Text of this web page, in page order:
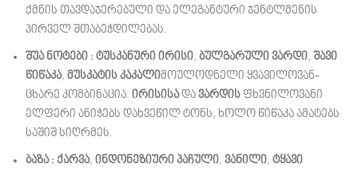
ქმნის თავდაჯერებული და ელეგანტური ჯენტლმენის
პირველ შთაბეჭდილებას.
შუა ნოტები : ტუსკანური ირისი, ბულგარული ვარდი, შავი
წიწაკა, მუსკატის კაკალიმოულოდნელი ყვავილოვან-
ცხარე კომბინაცია. ირისისადა ვარდის ფხვნილოვანი
ელფერი ანიჭებს დახვეწილ ტონს, ხოლო წიწაკა ამატებს
საშიშ სიღრმეს.
ბაზა : ქარვა, ინდონეზიური პაჩული, ვანილი, ტყავი